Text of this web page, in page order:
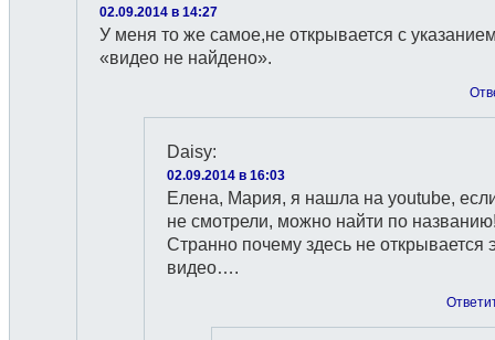
02.09.2014 в 14:27
У меня то же самое,не открывается с
«видео не найдено».
Daisy:
02.09.2014 в 16:03
Елена, Мария, я нашла на youtube,
не смотрели, можно найти по
Странно почему здесь не открывается
видео….